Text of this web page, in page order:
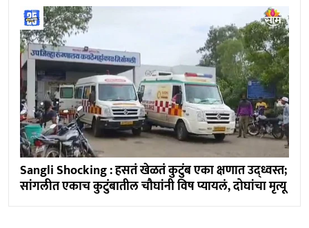
Sangli Shocking : हसतं खेळतं कुटुंब एका क्षणात उद्ध्वस्त;
सांगलीत एकाच कुटुंबातील चौघांनी विष प्यायलं, दोघांचा मृत्यू